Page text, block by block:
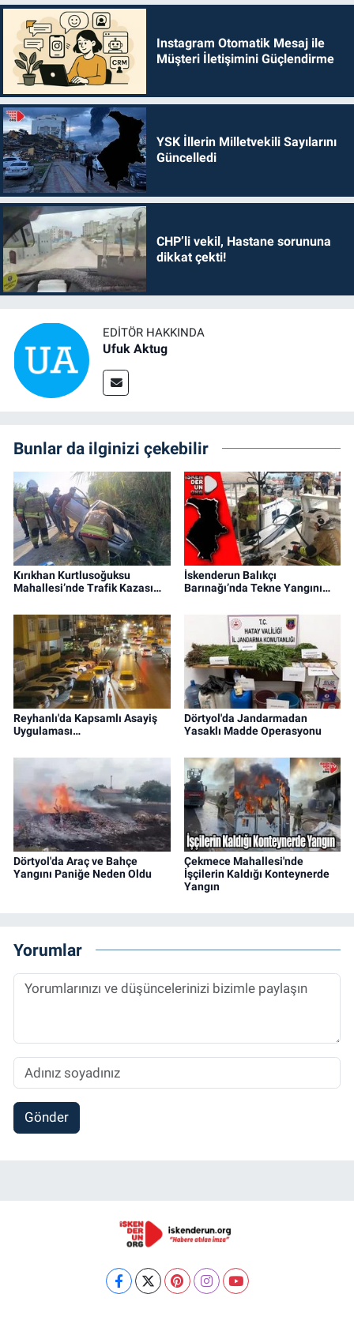
Instagram Otomatik Mesaj ile
Müşteri İletişimini Güçlendirme
YSK İllerin Milletvekili Sayılarını
Güncelledi
CHP’li vekil, Hastane sorununa
dikkat çekti!
EDITÖR HAKKINDA
Ufuk Aktug
Bunlar da ilginizi çekebilir
Kırıkhan Kurtlusoğuksu
Mahallesi’nde Trafik Kazası…
İskenderun Balıkçı
Barınağı’nda Tekne Yangını…
Reyhanlı'da Kapsamlı Asayiş
Uygulaması…
Dörtyol'da Jandarmadan
Yasaklı Madde Operasyonu
Dörtyol'da Araç ve Bahçe
Yangını Paniğe Neden Oldu
Çekmece Mahallesi'nde
İşçilerin Kaldığı Konteynerde
Yangın
Yorumlar
Gönder